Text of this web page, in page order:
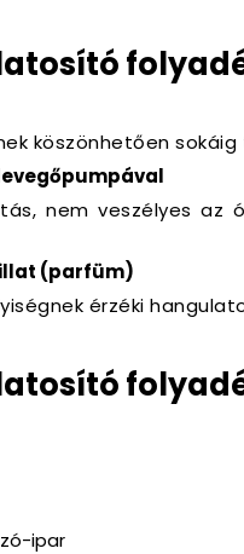
köszönhetően
nem veszélyes az
illat (parfüm)
érzéki
ipar